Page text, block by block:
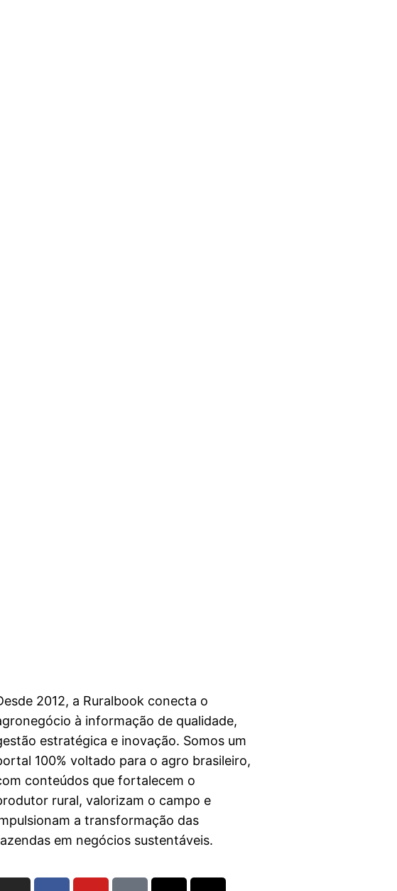
2012, a Ruralbook conecta o
à informação de qualidade,
estratégica e inovação. Somos um
100% voltado para o agro brasileiro,
conteúdos que fortalecem o
rural, valorizam o campo e
a transformação das
em negócios sustentáveis.